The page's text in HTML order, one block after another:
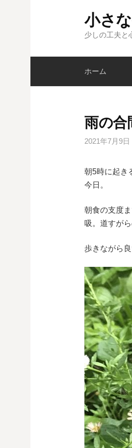
ツ
ス
小さ
少しの工夫と
ホーム
雨の合
2021年7月9日
朝5時に起き
今日。
朝食の支度
吸。道すが
歩きながら